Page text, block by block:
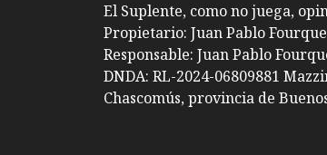
El Suplente, como no juega,
Propietario: Juan Pablo
Responsable: Juan Pablo
DNDA: RL-2024-06809881
Chascomús, provincia de